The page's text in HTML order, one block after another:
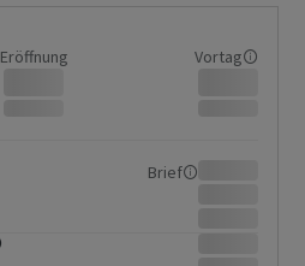
Eröffnung Vortag
Brief